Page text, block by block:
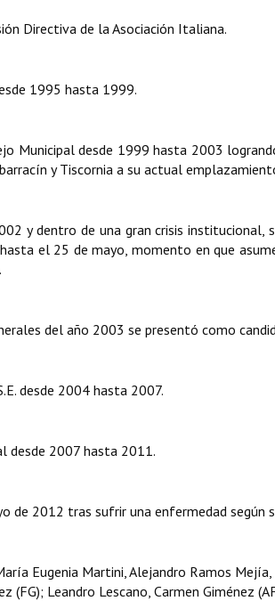
Directiva de la Asociación Italiana.
1995 hasta 1999.
Municipal desde 1999 hasta 2003
y Tiscornia a su actual
y dentro de una gran crisis
el 25 de mayo, momento en que
del año 2003 se presentó como
desde 2004 hasta 2007.
desde 2007 hasta 2011.
de 2012 tras sufrir una enfermedad según
Eugenia Martini, Alejandro Ramos
(FG); Leandro Lescano, Carmen Giménez